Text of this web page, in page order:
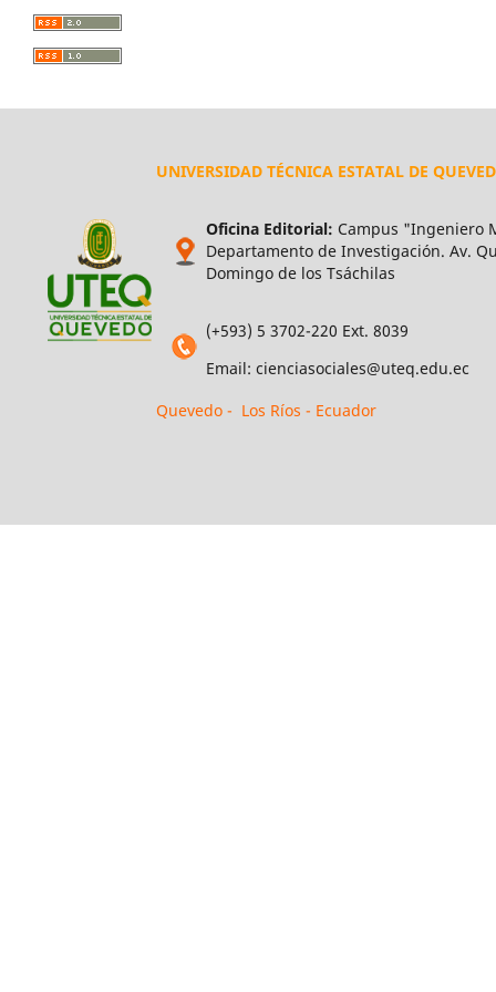
UNIVERSIDAD TÉCNICA ESTATAL DE
Oficina Editorial: Campus "Ingeniero
Departamento de Investigación. Av.
Domingo de los Tsáchilas
(+593) 5 3702-220 Ext. 8039
Email: cienciasociales@uteq.edu.ec
Quevedo - Los Ríos - Ecuador